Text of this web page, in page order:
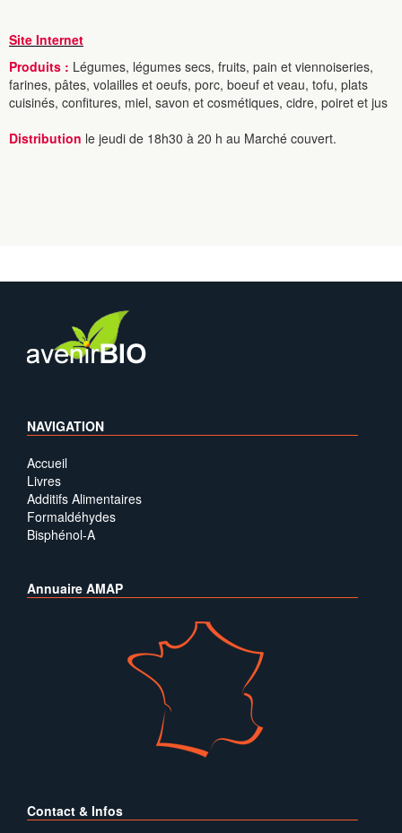
Site Internet
Produits : Légumes, légumes secs, fruits, pain et viennoiseries,
farines, pâtes, volailles et oeufs, porc, boeuf et veau, tofu, plats
cuisinés, confitures, miel, savon et cosmétiques, cidre, poiret et jus
Distribution le jeudi de 18h30 à 20 h au Marché couvert.
NAVIGATION
Accueil
Livres
Additifs Alimentaires
Formaldéhydes
Bisphénol-A
Annuaire AMAP
Contact & Infos